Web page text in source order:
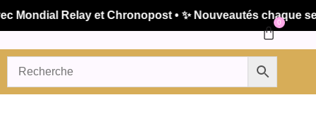
Relay et Chronopost • ✨ Nouveautés chaque
0